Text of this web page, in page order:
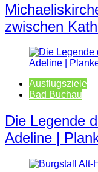
zwischen
Ausflugsziele
Bad Buchau
Die Legende
Adeline |